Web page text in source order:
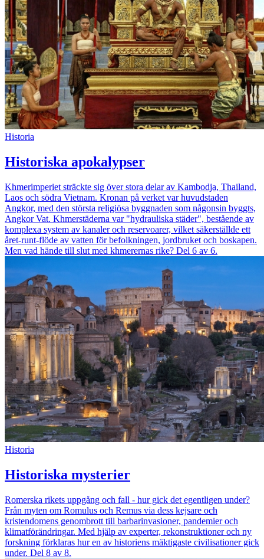
Historia
Historiska apokalypser
Khmerimperiet sträckte sig över stora delar av Kambodja, Thailand,
Laos och södra Vietnam. Kronan på verket var huvudstaden
Angkor, med den största religiösa byggnaden som någonsin byggts,
Angkor Vat. Khmerstäderna var "hydrauliska städer", bestående av
komplexa system av kanaler och reservoarer, vilket säkerställde ett
året-runt-flöde av vatten för befolkningen, jordbruket och boskapen.
Men vad hände till slut med khmerernas rike? Del 6 av 6.
Historia
Historiska mysterier
Romerska rikets uppgång och fall - hur gick det egentligen under?
Från myten om Romulus och Remus via dess kejsare och
kristendomens genombrott till barbarinvasioner, pandemier och
klimatförändringar. Med hjälp av experter, rekonstruktioner och ny
forskning förklaras hur en av historiens mäktigaste civilisationer gick
under. Del 8 av 8.